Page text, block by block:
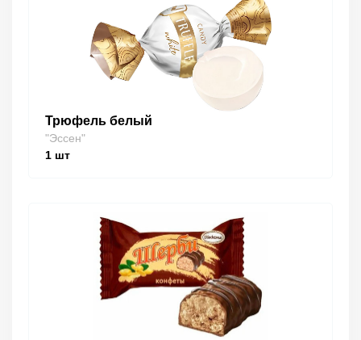
Трюфель белый
"Эссен"
1 шт